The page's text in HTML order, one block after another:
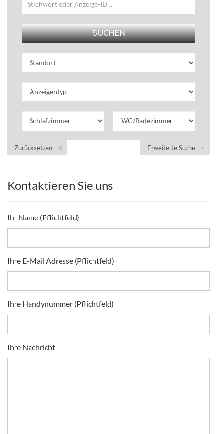
Erweiterte Suche
Zurücksetzen
Kontaktieren Sie uns
Ihr Name (Pflichtfeld)
Ihre E-Mail Adresse (Pflichtfeld)
Ihre Handynummer (Pflichtfeld)
Ihre Nachricht